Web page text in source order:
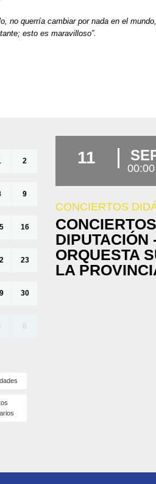
no querría cambiar por nada en el
esto es maravilloso”.
2
9
16
23
30
6
11
00:00
CONCIERTOS
DIPUTACIÓN
ORQUESTA
LA